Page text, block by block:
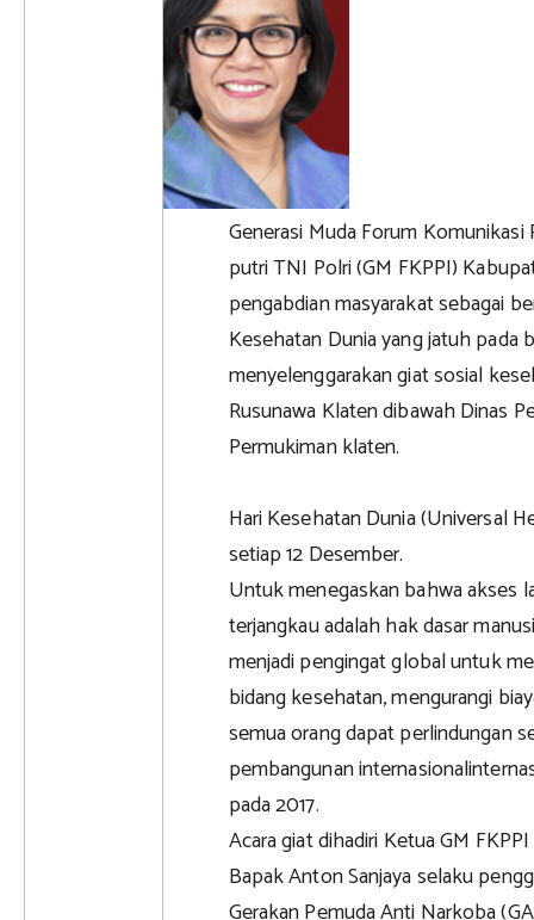
Generasi Muda Forum
putri TNI Polri (GM FKPPI)
pengabdian masyarakat sebagai
Kesehatan Dunia yang jatuh pada
menyelenggarakan giat sosial
Rusunawa Klaten dibawah Dinas
Permukiman klaten.
Hari Kesehatan Dunia (Universal
setiap 12 Desember.
Untuk menegaskan bahwa akses
terjangkau adalah hak dasar
menjadi pengingat global untuk
bidang kesehatan, mengurangi
semua orang dapat perlindungan
pembangunan
pada 2017.
Acara giat dihadiri Ketua GM
Bapak Anton Sanjaya selaku
Gerakan Pemuda Anti Narkoba